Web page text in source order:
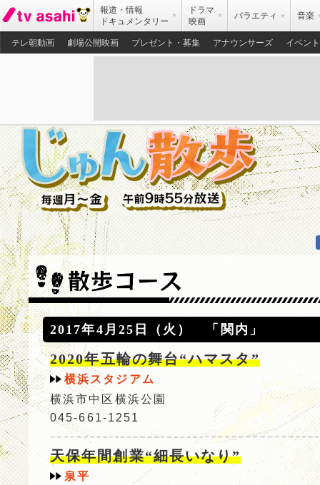
報道・情報
ドキュメンタリー
ドラマ
映画
バラエティ 音楽
テレ朝動画 劇場公開映画 プレゼント・募集 アナウンサーズ イベント
2017年4月25日（火） 「関内」
2020年五輪の舞台“ハマスタ”
横浜スタジアム
横浜市中区横浜公園
045-661-1251
天保年間創業“細長いなり”
泉平